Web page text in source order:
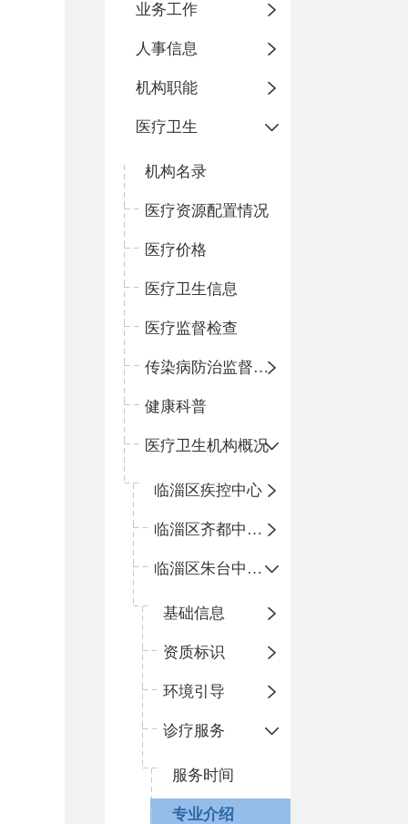
业务工作
人事信息
机构职能
医疗卫生
机构名录
医疗资源配置情况
医疗价格
医疗卫生信息
医疗监督检查
传染病防治监督检查
健康科普
医疗卫生机构概况
临淄区疾控中心
临淄区齐都中心卫生院
临淄区朱台中心卫生院
基础信息
资质标识
环境引导
诊疗服务
服务时间
专业介绍